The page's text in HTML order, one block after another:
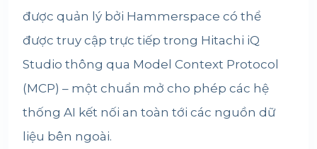
được quản lý bởi Hammerspace có thể
được truy cập trực tiếp trong Hitachi iQ
Studio thông qua Model Context Protocol
(MCP) – một chuẩn mở cho phép các hệ
thống AI kết nối an toàn tới các nguồn dữ
liệu bên ngoài.